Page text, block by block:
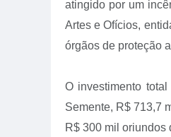
atingido por um
Artes e Ofícios,
órgãos de proteção
O investimento
Semente, R$ 713,7
R$ 300 mil oriundos